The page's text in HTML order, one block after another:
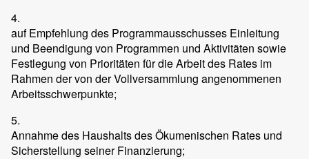
4.
auf Empfehlung des Programmausschusses Einleitung
und Beendigung von Programmen und Aktivitäten sowie
Festlegung von Prioritäten für die Arbeit des Rates im
Rahmen der von der Vollversammlung angenommenen
Arbeitsschwerpunkte;
5.
Annahme des Haushalts des Ökumenischen Rates und
Sicherstellung seiner Finanzierung;